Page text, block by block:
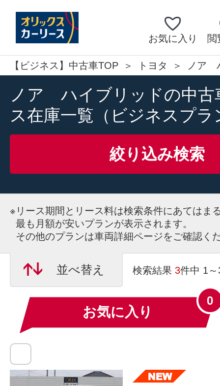
お気に入り 閲
【ビジネス】中古車TOP トヨタ ノア
ノア ハイブリッドの中古
ス在庫一覧（ビジネスプラ
絞り込み検索
※ リース期間とリース料は検索条件にあてはま
最も月額が安いプランが表示されます。
その他のプランは車両詳細ページをご確認く
並べ替え 検索結果 3件中 1
お気に入り
0